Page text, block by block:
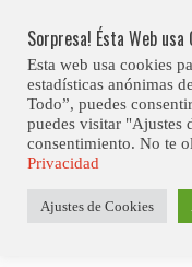
content
Club
Posts
Sorpresa! Ésta Web usa
Esta web usa cookies
estadísticas anónimas
Todo”, puedes
puedes visitar "Ajustes
consentimiento. No te
Privacidad
Ajustes de Cookies